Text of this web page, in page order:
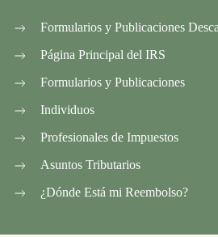
Formularios y Publicaciones
Página Principal del IRS
Formularios y Publicaciones
Individuos
Profesionales de Impuestos
Asuntos Tributarios
¿Dónde Está mi Reembolso?